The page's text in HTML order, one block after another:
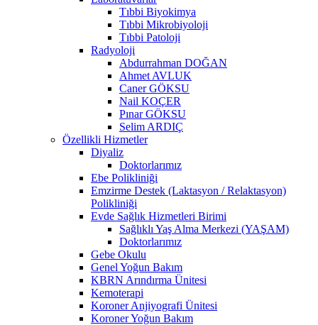
Tıbbi Biyokimya
Tıbbi Mikrobiyoloji
Tıbbi Patoloji
Radyoloji
Abdurrahman DOĞAN
Ahmet AVLUK
Caner GÖKSU
Nail KOÇER
Pınar GÖKSU
Selim ARDIÇ
Özellikli Hizmetler
Diyaliz
Doktorlarımız
Ebe Polikliniği
Emzirme Destek (Laktasyon / Relaktasyon)
Polikliniği
Evde Sağlık Hizmetleri Birimi
Sağlıklı Yaş Alma Merkezi (YAŞAM)
Doktorlarımız
Gebe Okulu
Genel Yoğun Bakım
KBRN Arındırma Ünitesi
Kemoterapi
Koroner Anjiyografi Ünitesi
Koroner Yoğun Bakım